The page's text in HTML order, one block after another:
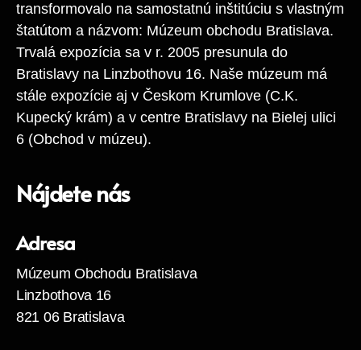
transformovalo na samostatnú inštitúciu s vlastným
štatútom a názvom: Múzeum obchodu Bratislava.
Trvalá expozícia sa v r. 2005 presunula do
Bratislavy na Linzbothovu 16. Naše múzeum má
stále expozície aj v Českom Krumlove (C.K.
Kupecký krám) a v centre Bratislavy na Bielej ulici
6 (Obchod v múzeu).
Nájdete nás
Adresa
Múzeum Obchodu Bratislava
Linzbothova 16
821 06 Bratislava